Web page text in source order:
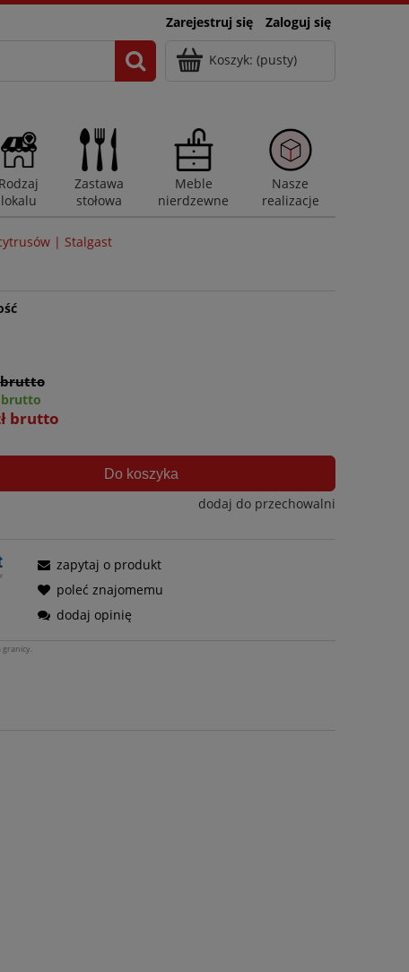
Zarejestruj się Zaloguj się
Koszyk: (pusty)
Rodzaj
lokalu
Zastawa
stołowa
Meble
nierdzewne
Nasze
realizacje
| Stalgast
brutto
brutto
brutto
Do koszyka
dodaj do przechowalni
zapytaj o produkt
poleć znajomemu
dodaj opinię
granicy.